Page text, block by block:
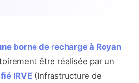
borne de recharge à Royan
être réalisée par un
IRVE (Infrastructure de